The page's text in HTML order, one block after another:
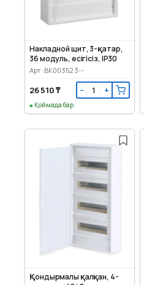
Накладной щит, 3-қатар,
36 модуль, есігісіз, IP30
Арт: BK003523--
26 510 ₸ − +
Қоймада бар
Қондырмалы қалқан, 4-